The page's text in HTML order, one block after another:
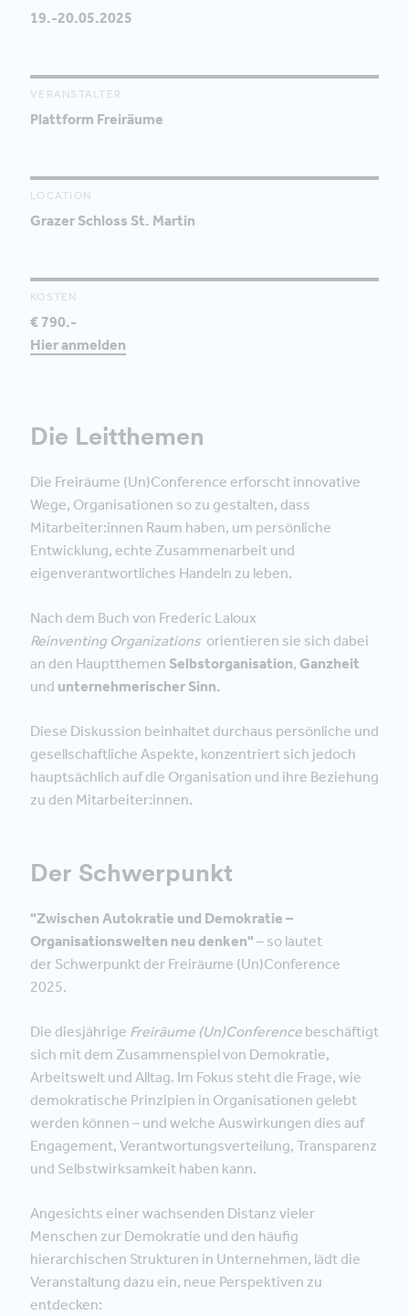
19.-20.05.2025
VERANSTALTER
Plattform Freiräume
LOCATION
Grazer Schloss St. Martin
KOSTEN
€ 790.-
Hier anmelden
Die Leitthemen
Die Freiräume (Un)Conference erforscht innovative
Wege, Organisationen so zu gestalten, dass
Mitarbeiter:innen Raum haben, um persönliche
Entwicklung, echte Zusammenarbeit und
eigenverantwortliches Handeln zu leben.
Nach dem Buch von Frederic Laloux
Reinventing Organizations orientieren sie sich dabei
an den Hauptthemen Selbstorganisation, Ganzheit
und unternehmerischer Sinn.
Diese Diskussion beinhaltet durchaus persönliche und
gesellschaftliche Aspekte, konzentriert sich jedoch
hauptsächlich auf die Organisation und ihre Beziehung
zu den Mitarbeiter:innen.
Der Schwerpunkt
"Zwischen Autokratie und Demokratie –
Organisationswelten neu denken" – so lautet
der Schwerpunkt der Freiräume (Un)Conference
2025.
Die diesjährige Freiräume (Un)Conference beschäftigt
sich mit dem Zusammenspiel von Demokratie,
Arbeitswelt und Alltag. Im Fokus steht die Frage, wie
demokratische Prinzipien in Organisationen gelebt
werden können – und welche Auswirkungen dies auf
Engagement, Verantwortungsverteilung, Transparenz
und Selbstwirksamkeit haben kann.
Angesichts einer wachsenden Distanz vieler
Menschen zur Demokratie und den häufig
hierarchischen Strukturen in Unternehmen, lädt die
Veranstaltung dazu ein, neue Perspektiven zu
entdecken: